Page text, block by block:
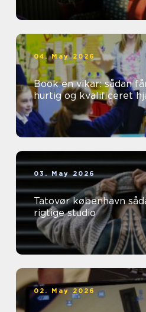
04. May 2026
Book en vikar: sådan
hurtig og kvalificeret
03. May 2026
Tatovør københavn sådan vælger du det
rigtige studio
02. May 2026